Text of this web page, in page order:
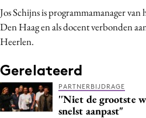
Jos Schijns is programmamanager
Den Haag en als docent verbonden
Heerlen.
Gerelateerd
PARTNERBIJDRAGE
''Niet de grootste
snelst aanpast"